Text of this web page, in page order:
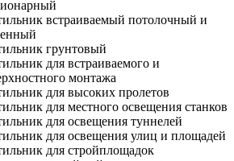
встраиваемый потолочный и
грунтовый
для встраиваемого и
монтажа
для высоких пролетов
для местного освещения станков
для освещения туннелей
для освещения улиц и площадей
для стройплощадок